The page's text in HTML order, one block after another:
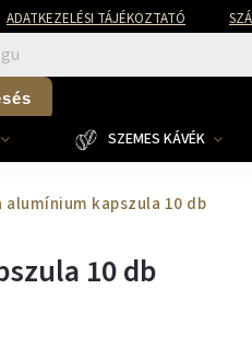
ADATKEZELÉSI TÁJÉKOZTATÓ
SZEMES KÁVÉK
alumínium kapszula 10 db
10 db